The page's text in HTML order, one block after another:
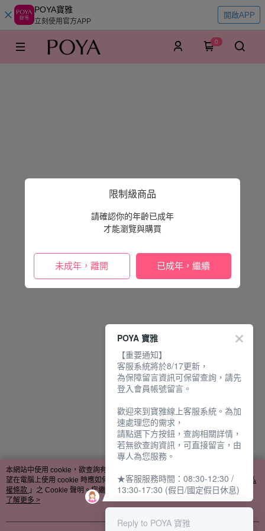
限制級商品
請確認你的年齡已成年
才能瀏覽與購買
未成年，離開 已成年，繼續
POYA寶雅
立刻使用官方APP
開啟APP
0
本網站中使用 cookie，欲查詢有關本網站使用 cookie 方式之詳情，及若您不希
望在電腦上使用 cookie 時應如何變更電腦的 cookie 設定，請參閱本網站「
隱私
權條款 」之 Cookie 聲明。您繼續使用本網站即表示您同意本公司得按本網站使
用條款之 Cookie 聲明使用 cookie。
了解更多 >
POYA 寶雅
【重要通知】
客服系統將於8/17更新，
為保障留言資訊可保留查詢，請先
登入會員帳號留言。
歡迎來到寶雅線上客服系統。為加
速處理您的需求，
請點選下方按鈕，查詢相關詳情，
若無欲查詢資訊，可直接留言，由
專人為您服務。
★客服服務時間：08:30-12:30 /
13:30-17:30 (假日/國定假日休息)
Reply to POYA 寶雅